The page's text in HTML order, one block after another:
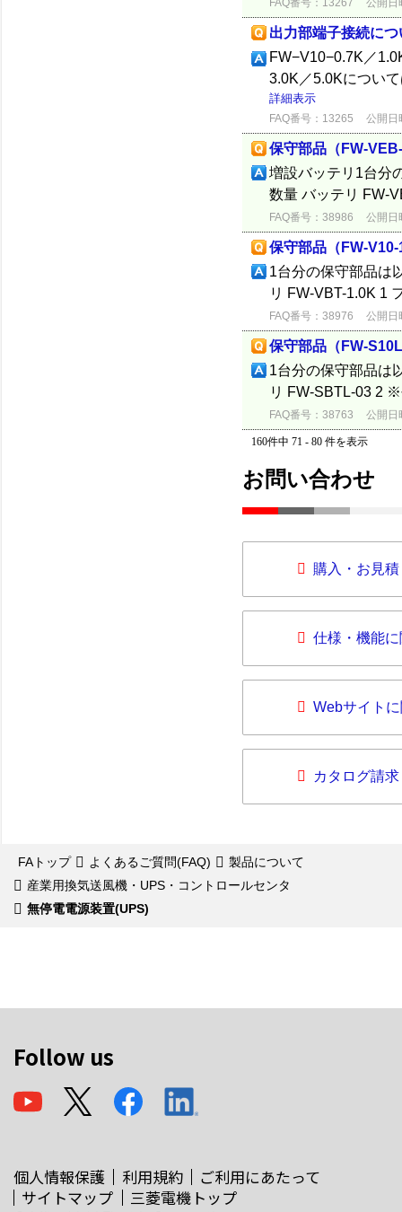
FAQ番号：13267 公開日
出力部端子接続につ
FW−V10−0.7K／
3.0K／5.0Kについ
詳細表示
FAQ番号：13265 公開日
保守部品（FW-
増設バッテリ1台分
数量 バッテリ FW-
FAQ番号：38986 公開日
保守部品（FW-
1台分の保守部品は
リ FW-VBT-1.0K 1
FAQ番号：38976 公開日
保守部品（FW-
1台分の保守部品は
リ FW-SBTL-03 2
FAQ番号：38763 公開日
160件中 71 - 80 件を表示
お問い合わせ
購入・お見
仕様・機能
Webサイト
カタログ請求
FAトップ よくあるご質問(FAQ)
製品について
産業用換気送風機・UPS・コントロールセンタ
無停電電源装置(UPS)
Follow us
個人情報保護 利用規約
ご利用にあたって
サイトマップ
三菱電機トップ